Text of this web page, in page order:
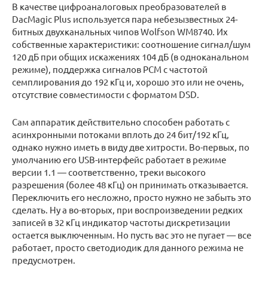
В качестве цифроаналоговых преобразователей в
DacMagic Plus используется пара небезызвестных 24-
битных двухканальных чипов Wolfson WM8740. Их
собственные характеристики: соотношение сигнал/шум
120 дБ при общих искажениях 104 дБ (в одноканальном
режиме), поддержка сигналов PCM с частотой
семплирования до 192 кГц и, хорошо это или не очень,
отсутствие совместимости с форматом DSD.
Сам аппаратик действительно способен работать с
асинхронными потоками вплоть до 24 бит/192 кГц,
однако нужно иметь в виду две хитрости. Во-первых, по
умолчанию его USB-интерфейс работает в режиме
версии 1.1 — соответственно, треки высокого
разрешения (более 48 кГц) он принимать отказывается.
Переключить его несложно, просто нужно не забыть это
сделать. Ну а во-вторых, при воспроизведении редких
записей в 32 кГц индикатор частоты дискретизации
остается выключенным. Но пусть вас это не пугает — все
работает, просто светодиодик для данного режима не
предусмотрен.